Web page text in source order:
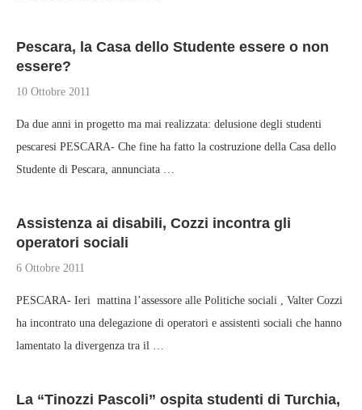
Pescara, la Casa dello Studente essere o non
essere?
10 Ottobre 2011
Da due anni in progetto ma mai realizzata: delusione degli studenti
pescaresi PESCARA- Che fine ha fatto la costruzione della Casa dello
Studente di Pescara, annunciata …
Assistenza ai disabili, Cozzi incontra gli
operatori sociali
6 Ottobre 2011
PESCARA- Ieri mattina l’assessore alle Politiche sociali , Valter Cozzi
ha incontrato una delegazione di operatori e assistenti sociali che hanno
lamentato la divergenza tra il …
La “Tinozzi Pascoli” ospita studenti di Turchia,